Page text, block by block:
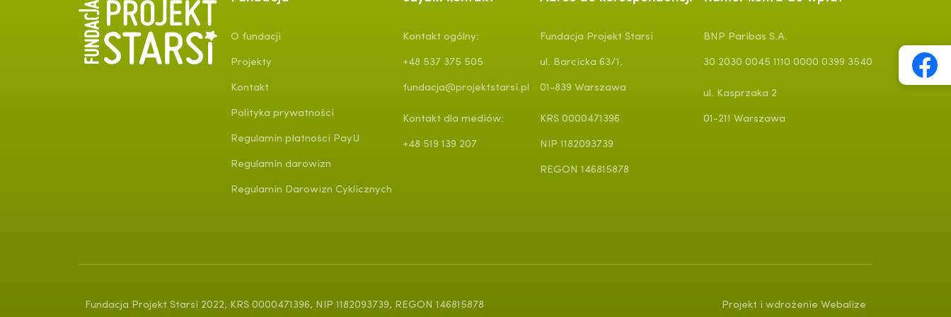
O fundacji
Projekty
Kontakt
Polityka prywatności
Regulamin płatności PayU
Regulamin darowizn
Regulamin Darowizn Cyklicznych
Kontakt ogólny:
+48 537 375 505
fundacja@projektstarsi.pl
Kontakt dla mediów:
+48 519 139 207
Fundacja Projekt Starsi
ul. Barcicka 63/1,
01-839 Warszawa
KRS 0000471396
NIP 1182093739
REGON 146815878
BNP Paribas S.A.
30 2030 0045 1110 0000 0399 3540
ul. Kasprzaka 2
01-211 Warszawa
Fundacja Projekt Starsi 2022, KRS 0000471396, NIP 1182093739, REGON 146815878 Projekt i wdrożenie Webalize